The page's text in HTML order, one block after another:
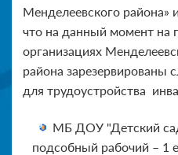
Менделеевского района»
что на данный момент на
организациях
района зарезервированы
для трудоустройства
МБ ДОУ "Детский
подсобный рабочий – 1